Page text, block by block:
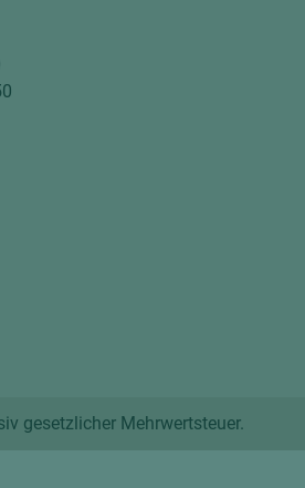
gesetzlicher Mehrwertsteuer.